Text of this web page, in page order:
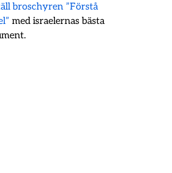
broschyren ”Förstå
med israelernas bästa